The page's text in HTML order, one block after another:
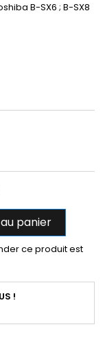
B-SX6 ; B-SX8
panier
ce produit est
!